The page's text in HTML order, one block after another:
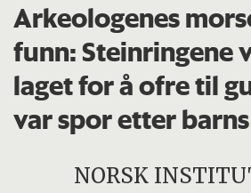
Arkeologenes
funn: Steinringene
laget for å ofre til
var spor etter
NORSK